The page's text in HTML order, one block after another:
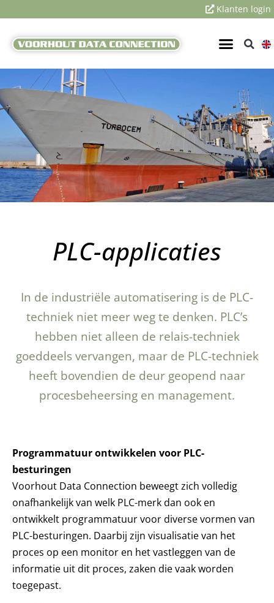
Klanten login
PLC-applicaties
In de industriële automatisering is de PLC-
techniek niet meer weg te denken. PLC’s
hebben niet alleen de relais-techniek
goeddeels vervangen, maar de PLC-techniek
heeft bovendien de deur geopend naar
procesbeheersing en management.
Programmatuur ontwikkelen voor PLC-
besturingen
Voorhout Data Connection beweegt zich volledig
onafhankelijk van welk PLC-merk dan ook en
ontwikkelt programmatuur voor diverse vormen van
PLC-besturingen. Daarbij zijn visualisatie van het
proces op een monitor en het vastleggen van de
informatie uit dit proces, zaken die vaak worden
toegepast.